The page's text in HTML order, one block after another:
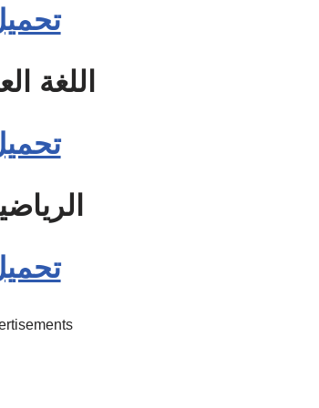
اللغة